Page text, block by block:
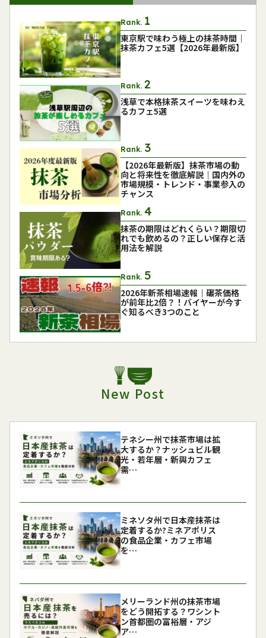
Rank.
東京駅で味わう極上の抹茶時間｜
抹茶カフェ5選【2026年最新版】
Rank.
浅草で本格抹茶スイーツを味わえ
るカフェ5選
Rank.
【2026年最新版】抹茶市場の動
向と将来性を徹底解説｜国内外の
市場規模・トレンド・事業参入の
チャンス
Rank.
抹茶の期限はどれくらい？期限切
れでも飲めるの？正しい保存と活
用法を解説
Rank.
2026年新茶相場速報｜碾茶価格
が前年比2倍？！バイヤーが今す
ぐ知るべき3つのこと
New Post
テネシー州で抹茶市場は拡
大するか？ナッシュビル観
光・若年層・新興カフェ
需…
ミネソタ州で日本産抹茶は
定着するか?ミネアポリス
の食品企業・カフェ市場
を…
メリーランド州の抹茶市場
をどう開拓する？ワシント
ン首都圏の富裕層・アジ
ア…